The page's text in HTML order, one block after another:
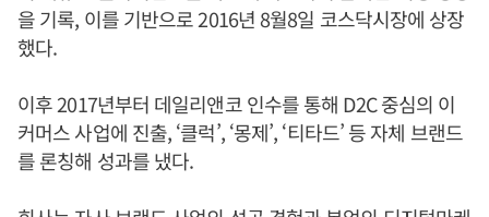
을 기록, 이를 기반으로 2016년 8월8일 코스닥시장에 상장
했다.
이후 2017년부터 데일리앤코 인수를 통해 D2C 중심의 이
커머스 사업에 진출, ‘클럭’, ‘몽제’, ‘티타드’ 등 자체 브랜드
를 론칭해 성과를 냈다.